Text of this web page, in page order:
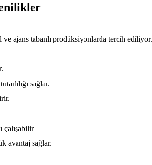
ajans tabanlı prodüksiyonlarda tercih ediliyor.
sağlar.
çalışabilir.
avantaj sağlar.